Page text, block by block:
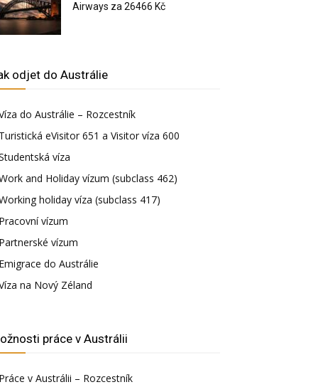
Airways za 26466 Kč
odjet do Austrálie
do Austrálie – Rozcestník
eVisitor 651 a Visitor víza 600
víza
and Holiday vízum (subclass 462)
holiday víza (subclass 417)
vízum
vízum
do Austrálie
na Nový Zéland
práce v Austrálii
v Austrálii – Rozcestník